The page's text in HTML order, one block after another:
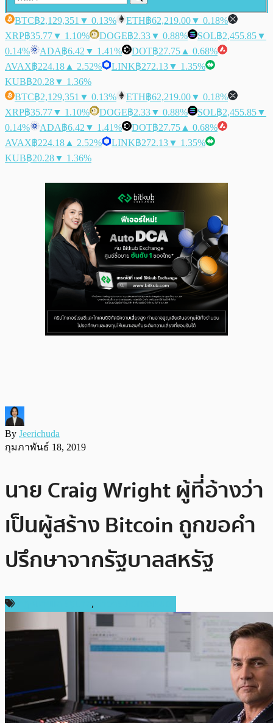
BTC฿2,129,351 ▼ 0.13% ETH฿62,219.00▼ 0.18%
XRP฿35.77▼ 1.10% DOGE฿2.33▼ 0.88% SOL฿2,455.85▼
0.14%
ADA฿6.42 ▼ 1.41% DOT฿27.75 ▲ 0.68%
AVAX฿224.18 ▲ 2.52% LINK฿272.13▼ 1.35%
KUB฿20.28▼ 1.36%
BTC฿2,129,351 ▼ 0.13% ETH฿62,219.00▼ 0.18%
XRP฿35.77▼ 1.10% DOGE฿2.33▼ 0.88% SOL฿2,455.85▼
0.14%
ADA฿6.42 ▼ 1.41% DOT฿27.75 ▲ 0.68%
AVAX฿224.18 ▲ 2.52% LINK฿272.13▼ 1.35%
KUB฿20.28▼ 1.36%
By Jeerichuda
กุมภาพันธ์ 18, 2019
นาย Craig Wright ผู้ที่อ้างว่า
เป็นผู้สร้าง Bitcoin ถูกขอคำ
ปรึกษาจากรัฐบาลสหรัฐ
,